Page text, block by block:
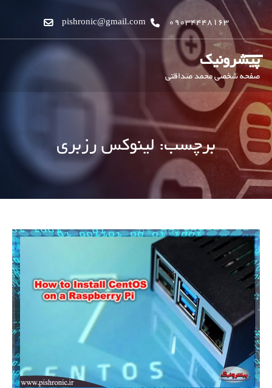
09034448163
pishronic@gmail.com
پیشرونیک
صفحه شخصی محمد صداقتی
برچسب: لینوکس رزبری